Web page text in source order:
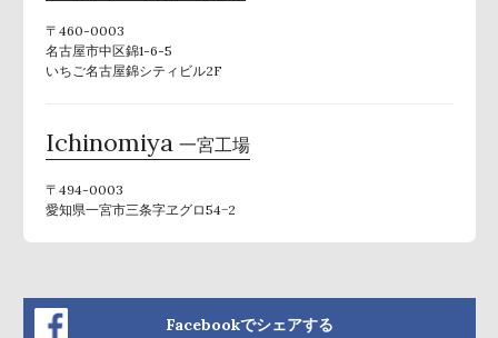
〒460-0003
名古屋市中区錦1-6-5
いちご名古屋錦シティビル2F
Ichinomiya 一宮工場
〒494-0003
愛知県一宮市三条字ヱグロ54−2
Facebookでシェアする